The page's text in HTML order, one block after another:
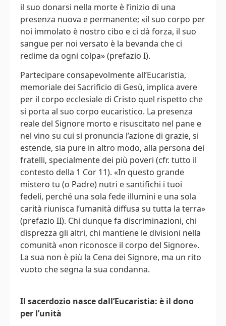
il suo donarsi nella morte è l’inizio di una
presenza nuova e permanente; «il suo corpo per
noi immolato è nostro cibo e ci dà forza, il suo
sangue per noi versato è la bevanda che ci
redime da ogni colpa» (prefazio I).
Partecipare consapevolmente all’Eucaristia,
memoriale dei Sacrificio di Gesù, implica avere
per il corpo ecclesiale di Cristo quel rispetto che
si porta al suo corpo eucaristico. La presenza
reale del Signore morto e risuscitato nel pane e
nel vino su cui si pronuncia l’azione di grazie, si
estende, sia pure in altro modo, alla persona dei
fratelli, specialmente dei più poveri (cfr. tutto il
contesto della 1 Cor 11). «In questo grande
mistero tu (o Padre) nutri e santifichi i tuoi
fedeli, perché una sola fede illumini e una sola
carità riunisca l’umanità diffusa su tutta la terra»
(prefazio II). Chi dunque fa discriminazioni, chi
disprezza gli altri, chi mantiene le divisioni nella
comunità «non riconosce il corpo del Signore».
La sua non è più la Cena dei Signore, ma un rito
vuoto che segna la sua condanna.
Il sacerdozio nasce dall’Eucaristia: è il dono
per l’unità